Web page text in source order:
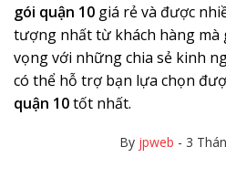
gói quận 10 giá rẻ và được
tượng nhất từ ​​khách hàng mà
vọng với những chia sẻ kinh
có thể hỗ trợ bạn lựa chọn
quận 10tốt nhất.
By jpweb - 3